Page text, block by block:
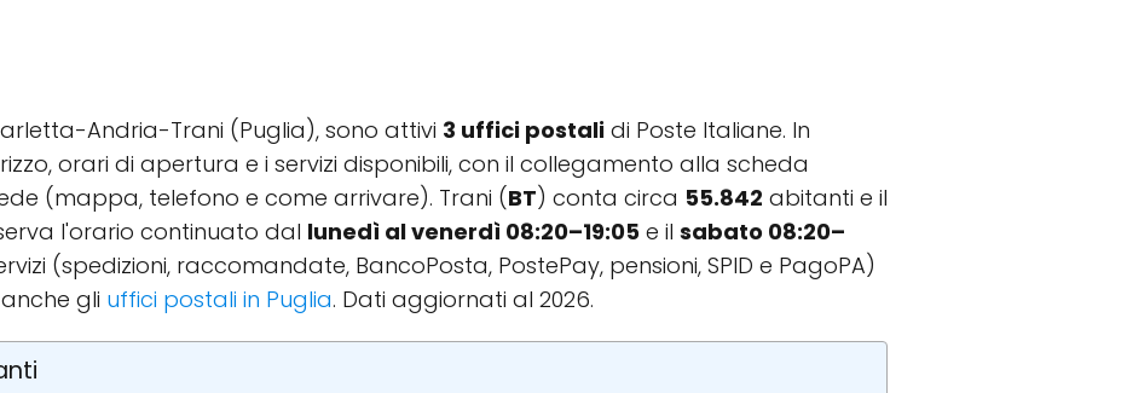
Andria-Trani (Puglia), sono attivi 3 uffici postali di Poste Italiane. In
orari di apertura e i servizi disponibili, con il collegamento alla scheda
(mappa, telefono e come arrivare). Trani (BT) conta circa 55.842 abitanti e il
l'orario continuato dal lunedì al venerdì 08:20–19:05 e il sabato 08:20–
(spedizioni, raccomandate, BancoPosta, PostePay, pensioni, SPID e PagoPA)
gli uffici postali in Puglia. Dati aggiornati al 2026.